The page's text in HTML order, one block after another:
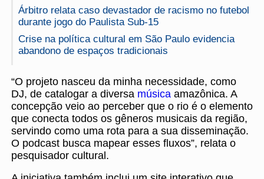
Árbitro relata caso devastador de racismo no futebol
durante jogo do Paulista Sub-15
Crise na política cultural em São Paulo evidencia
abandono de espaços tradicionais
“O projeto nasceu da minha necessidade, como
DJ, de catalogar a diversa música amazônica. A
concepção veio ao perceber que o rio é o elemento
que conecta todos os gêneros musicais da região,
servindo como uma rota para a sua disseminação.
O podcast busca mapear esses fluxos”, relata o
pesquisador cultural.